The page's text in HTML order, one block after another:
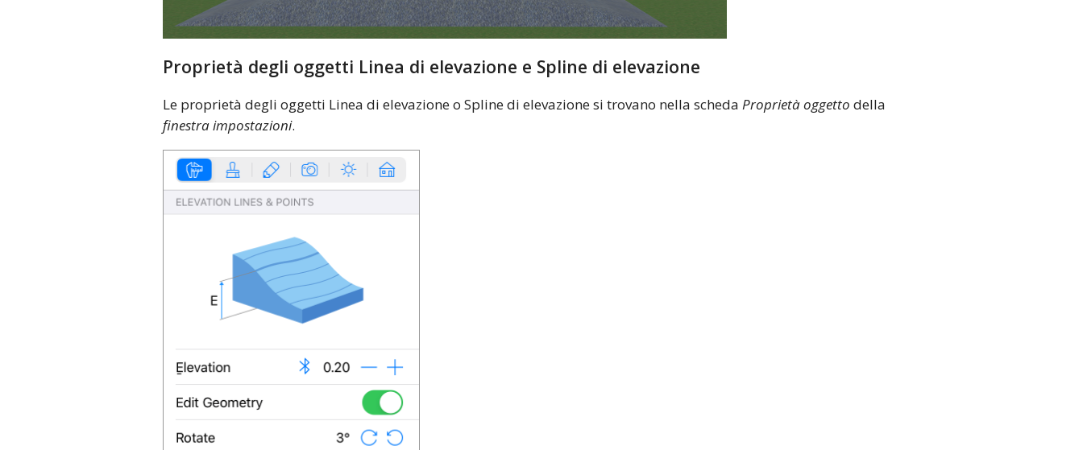
Proprietà degli oggetti Linea di elevazione e Spline di elevazione
Le proprietà degli oggetti Linea di elevazione o Spline di elevazione si trovano nella scheda Proprietà oggetto della
finestra impostazioni.